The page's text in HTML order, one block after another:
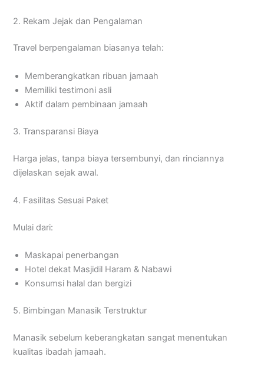
2. Rekam Jejak dan Pengalaman
Travel berpengalaman biasanya telah:
Memberangkatkan ribuan jamaah
Memiliki testimoni asli
Aktif dalam pembinaan jamaah
3. Transparansi Biaya
Harga jelas, tanpa biaya tersembunyi, dan rinciannya
dijelaskan sejak awal.
4. Fasilitas Sesuai Paket
Mulai dari:
Maskapai penerbangan
Hotel dekat Masjidil Haram & Nabawi
Konsumsi halal dan bergizi
5. Bimbingan Manasik Terstruktur
Manasik sebelum keberangkatan sangat menentukan
kualitas ibadah jamaah.